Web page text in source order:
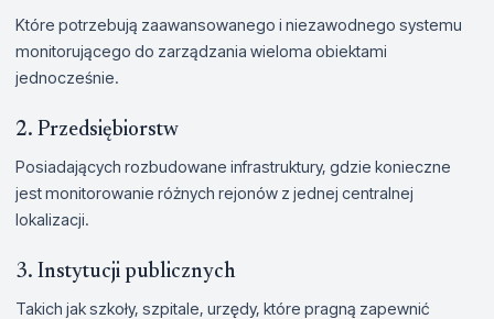
Które potrzebują zaawansowanego i niezawodnego systemu
monitorującego do zarządzania wieloma obiektami
jednocześnie.
2. Przedsiębiorstw
Posiadających rozbudowane infrastruktury, gdzie konieczne
jest monitorowanie różnych rejonów z jednej centralnej
lokalizacji.
3. Instytucji publicznych
Takich jak szkoły, szpitale, urzędy, które pragną zapewnić